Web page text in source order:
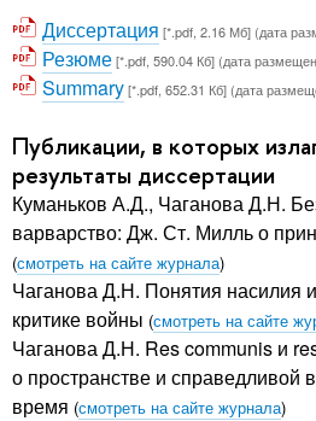
Диссертация [*.pdf, 2.16 Мб] (дата
Резюме[*.pdf, 590.04 Кб] (дата
Summary[*.pdf, 652.31 Кб] (дата
Публикации, в которых
результаты диссертации
Куманьков А.Д., Чаганова Д.Н.
варварство: Дж. Ст. Милль о
(смотреть на сайте журнала)
Чаганова Д.Н. Понятия насилия
критике войны (смотреть на сайте
Чаганова Д.Н. Res communis и
о пространстве и справедливой
время (смотреть на сайте журнала)